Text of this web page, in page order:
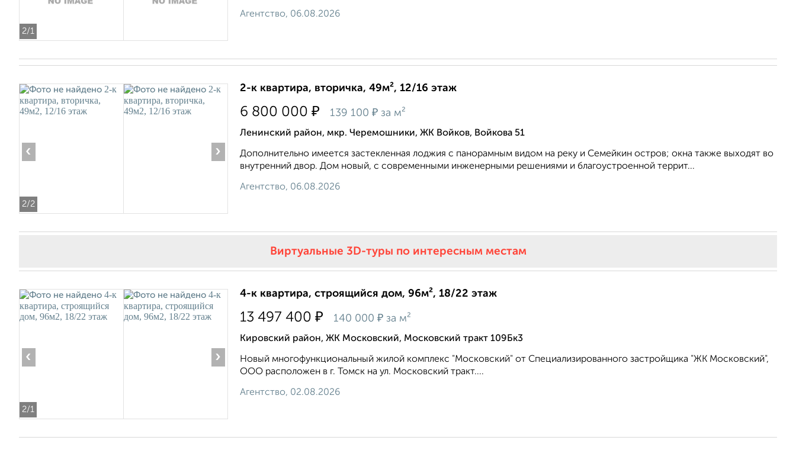
2/1
Агентство, 06.08.2026
2/2
‹ ›
2-к квартира, вторичка, 49м², 12/16 этаж
6 800 000 ₽ 139 100 ₽ за м²
Ленинский район, мкр. Черемошники, ЖК Войков, Войкова 51
Дополнительно имеется застекленная лоджия с панорамным видом на реку и Семейкин остров; окна также выходят во
внутренний двор. Дом новый, с современными инженерными решениями и благоустроенной террит...
Агентство, 06.08.2026
Виртуальные 3D-туры по интересным местам
2/1
‹ ›
4-к квартира, строящийся дом, 96м², 18/22 этаж
13 497 400 ₽ 140 000 ₽ за м²
Кировский район, ЖК Московский, Московский тракт 109Бк3
Новый многофункциональный жилой комплекс "Московский" от Специализированного застройщика "ЖК Московский",
ООО расположен в г. Томск на ул. Московский тракт....
Агентство, 02.08.2026